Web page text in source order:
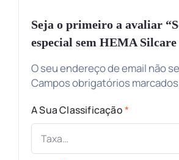
Seja o primeiro a avaliar
especial sem HEMA Silcare
O seu endereço de email não
Campos obrigatórios
A Sua Classificação*